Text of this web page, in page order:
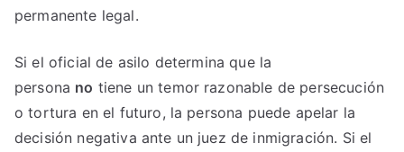
permanente legal.
Si el oficial de asilo determina que la
persona no tiene un temor razonable de persecución
o tortura en el futuro, la persona puede apelar la
decisión negativa ante un juez de inmigración. Si el